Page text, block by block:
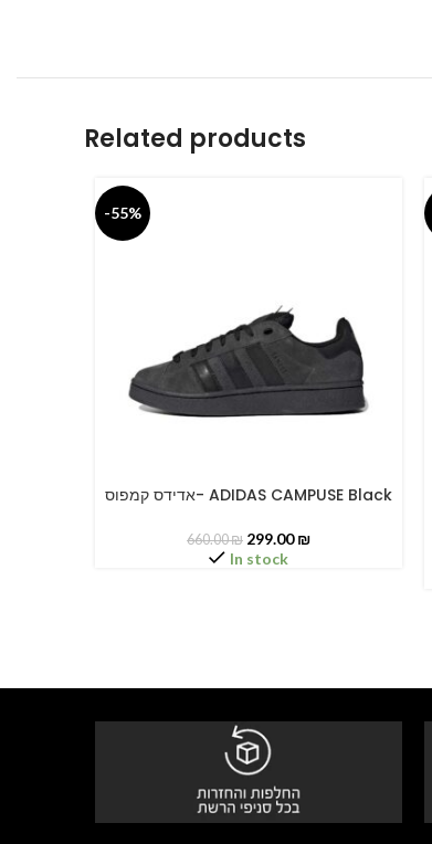
Related products
-55%
SELECT OPTIONSאדידס קמפוס- ADIDAS CAMPUSE Black
660.00₪ 299.00₪
In stock